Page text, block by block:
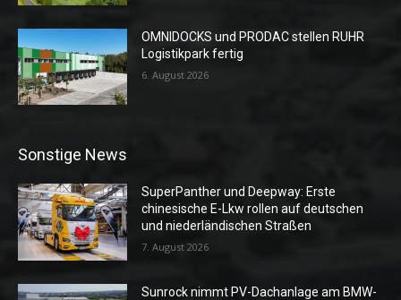
OMNIDOCKS und PRODAC stellen RUHR
Logistikpark fertig
6. August 2026
Sonstige News
SuperPanther und Deepway: Erste
chinesische E-Lkw rollen auf deutschen
und niederländischen Straßen
7. August 2026
Sunrock nimmt PV-Dachanlage am BMW-